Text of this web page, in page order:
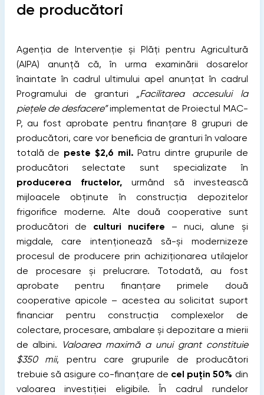
de producători
Agenția de Intervenție și Plăți pentru Agricultură
(AIPA) anunță că, în urma examinării dosarelor
înaintate în cadrul ultimului apel anunțat în cadrul
Programului de granturi „Facilitarea accesului la
piețele de desfacere”implementat de Proiectul MAC-
P, au fost aprobate pentru finanțare 8 grupuri de
producători, care vor beneficia de granturi în valoare
totală de peste $2,6 mil. Patru dintre grupurile de
producători selectate sunt specializate în
producerea fructelor, urmând să investească
mijloacele obținute în construcția depozitelor
frigorifice moderne. Alte două cooperative sunt
producători de culturi nucifere – nuci, alune și
migdale, care intenționează să-și modernizeze
procesul de producere prin achiziționarea utilajelor
de procesare și prelucrare. Totodată, au fost
aprobate pentru finanțare primele două
cooperative apicole – acestea au solicitat suport
financiar pentru construcția complexelor de
colectare, procesare, ambalare și depozitare a mierii
de albini.
Valoarea maximă a unui grant constituie
$350 mii, pentru care grupurile de producători
trebuie să asigure co-finanțare de cel puțin 50% din
valoarea investiției eligibile. În cadrul rundelor